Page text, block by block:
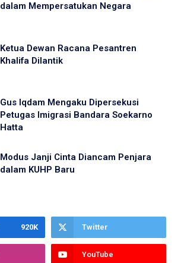
dalam Mempersatukan Negara
Ketua Dewan Racana Pesantren
Khalifa Dilantik
Gus Iqdam Mengaku Dipersekusi
Petugas Imigrasi Bandara Soekarno
Hatta
Modus Janji Cinta Diancam Penjara
dalam KUHP Baru
920K Twitter
YouTube